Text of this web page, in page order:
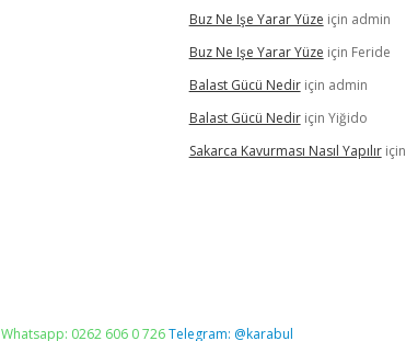
Buz Ne Işe Yarar Yüze için admin
Buz Ne Işe Yarar Yüze için Feride
Balast Gücü Nediriçin admin
Balast Gücü Nediriçin Yiğido
Sakarca Kavurması Nasıl Yapılıriçin
Whatsapp: 0262 606 0 726Telegram: @karabul